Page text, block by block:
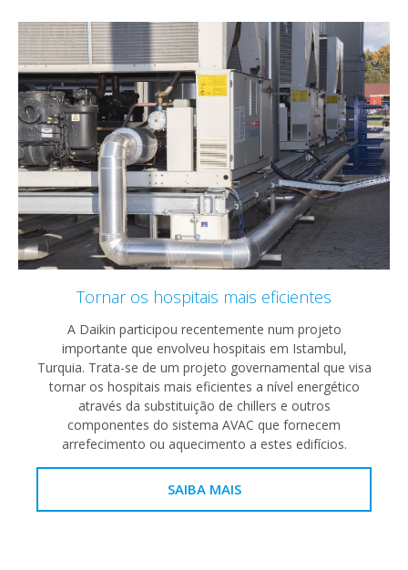
Tornar os hospitais mais eficientes
A Daikin participou recentemente num projeto
importante que envolveu hospitais em Istambul,
Turquia. Trata-se de um projeto governamental que visa
tornar os hospitais mais eficientes a nível energético
através da substituição de chillers e outros
componentes do sistema AVAC que fornecem
arrefecimento ou aquecimento a estes edifícios.
SAIBA MAIS